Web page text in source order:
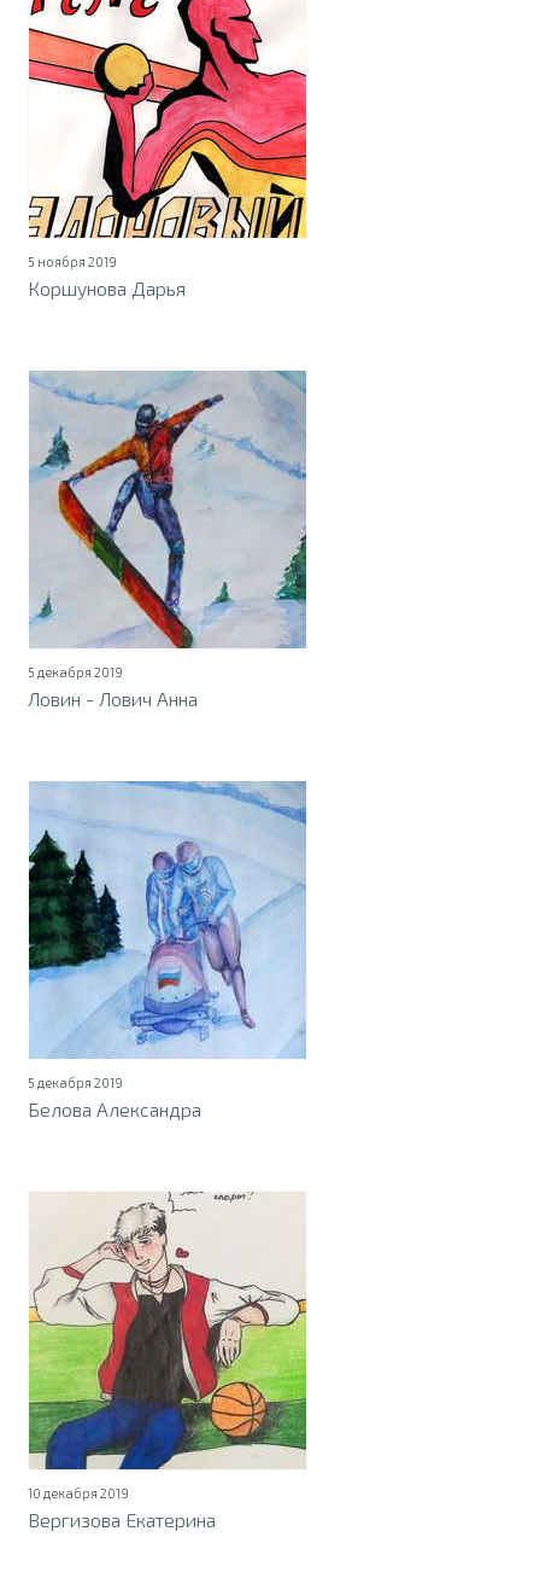
5 ноября 2019
Коршунова Дарья
5 декабря 2019
Ловин - Лович Анна
5 декабря 2019
Белова Александра
10 декабря 2019
Вергизова Екатерина